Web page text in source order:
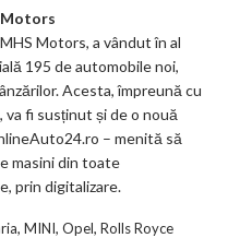
Motors
Motors, a vândut în al
195 de automobile noi,
Acesta, împreună cu
fi susținut și de o nouă
– menită să
masini din toate
prin digitalizare.
, MINI, Opel, Rolls Royce